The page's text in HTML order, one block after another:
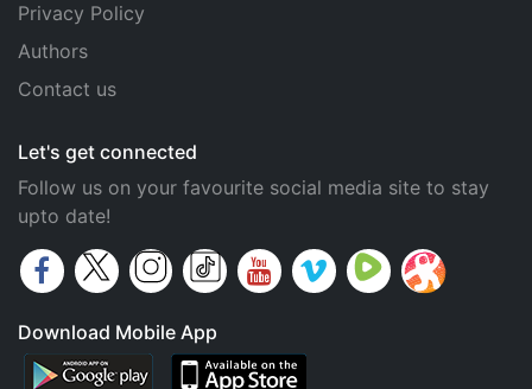
Privacy Policy
Authors
Contact us
Let's get connected
Follow us on your favourite social media site to stay
upto date!
Download Mobile App